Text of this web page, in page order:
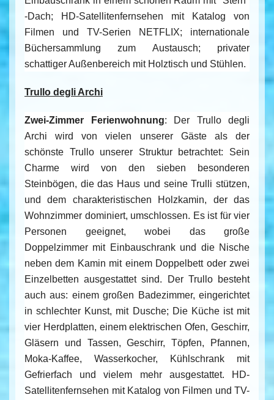
-Dach; HD-Satellitenfernsehen mit Katalog von
Filmen und TV-Serien NETFLIX; internationale
Büchersammlung zum Austausch; privater
schattiger Außenbereich mit Holztisch und Stühlen.
Trullo degli Archi
Zwei-Zimmer Ferienwohnung: Der Trullo degli
Archi wird von vielen unserer Gäste als der
schönste Trullo unserer Struktur betrachtet: Sein
Charme wird von den sieben besonderen
Steinbögen, die das Haus und seine Trulli stützen,
und dem charakteristischen Holzkamin, der das
Wohnzimmer dominiert, umschlossen. Es ist für vier
Personen geeignet, wobei das große
Doppelzimmer mit Einbauschrank und die Nische
neben dem Kamin mit einem Doppelbett oder zwei
Einzelbetten ausgestattet sind. Der Trullo besteht
auch aus: einem großen Badezimmer, eingerichtet
in schlechter Kunst, mit Dusche; Die Küche ist mit
vier Herdplatten, einem elektrischen Ofen, Geschirr,
Gläsern und Tassen, Geschirr, Töpfen, Pfannen,
Moka-Kaffee, Wasserkocher, Kühlschrank mit
Gefrierfach und vielem mehr ausgestattet. HD-
Satellitenfernsehen mit Katalog von Filmen und TV-